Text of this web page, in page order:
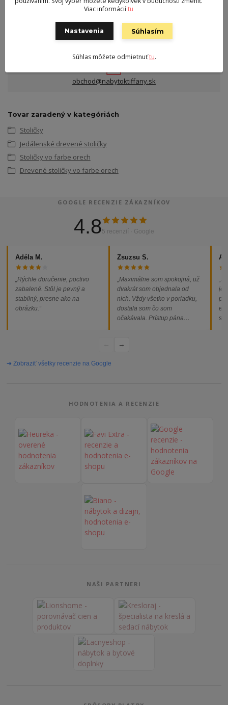
Kontakt
Milan Filo s.r.o. Liptovský Ján, Na ostrove 57/15
0905 430 367
obchod@nabytoktiffany.sk
Tovar zaradený v kategóriách
Stoličky
Jedálenské drevené stoličky
Stoličky vo farbe orech
Drevené stoličky vo farbe orech
GOOGLE RECENZIE ZÁKAZNÍKOV
4.85 recenzií · Google
Adéla M.
„Rýchle doručenie, poctivo
zabalené. Stôl je pevný a
stabilný, presne ako na
obrázku.“
Zsuzsu S.
„Maximálne som spokojná, už
dvakrát som objednala od
nich. Vždy všetko v poriadku,
dostala som čo som
očakávala. Prístup pána
problémov. Vrele odporúčam!“
→
➔ Zobraziť všetky recenzie na Google
HODNOTENIA A RECENZIE
NAŠI PARTNERI
Viac informáciítu
Nastavenia Súhlasím
Súhlas môžete odmietnuťtu.